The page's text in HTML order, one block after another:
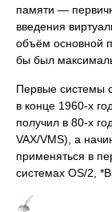
памяти —
введения
объём основной
бы был
Первые системы
в конце 1960-х
получил в 80-х
VAX/VMS), а
применяться в
системах OS/2,